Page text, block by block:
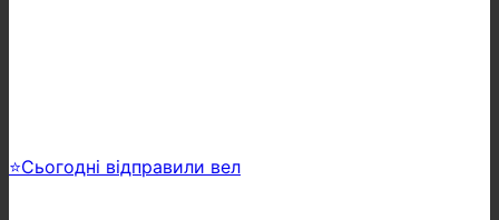
⭐️Сьогодні відправили вел